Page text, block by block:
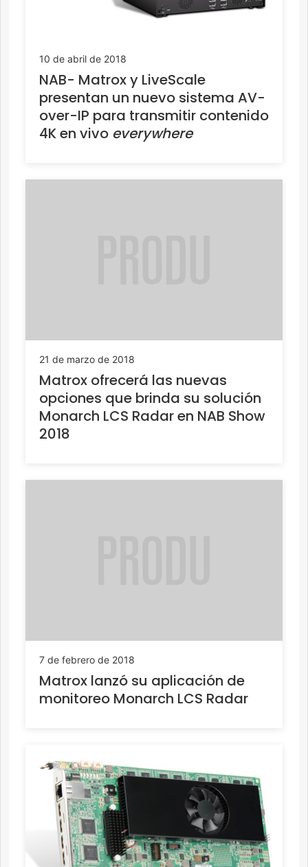
10 de abril de 2018
NAB- Matrox y LiveScale
presentan un nuevo sistema AV-
over-IP para transmitir contenido
4K en vivo everywhere
21 de marzo de 2018
Matrox ofrecerá las nuevas
opciones que brinda su solución
Monarch LCS Radar en NAB Show
2018
7 de febrero de 2018
Matrox lanzó su aplicación de
monitoreo Monarch LCS Radar